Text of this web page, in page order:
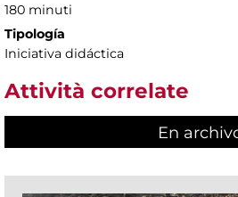
180 minuti
Tipología
Iniciativa didáctica
Attività correlate
En